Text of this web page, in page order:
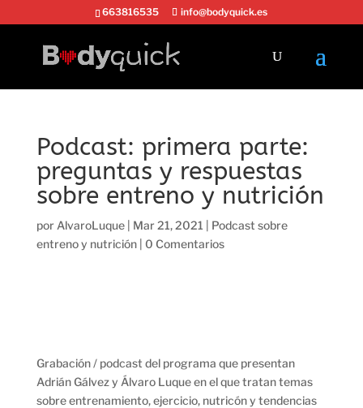
663816535 info@bodyquick.es
Podcast: primera parte:
preguntas y respuestas
sobre entreno y nutrición
por AlvaroLuque| Mar 21, 2021
Podcast sobre
entreno y nutrición| 0 Comentarios
Grabación / podcast del programa que presentan
Adrián Gálvez y Álvaro Luque en el que tratan temas
sobre entrenamiento, ejercicio, nutricón y tendencias